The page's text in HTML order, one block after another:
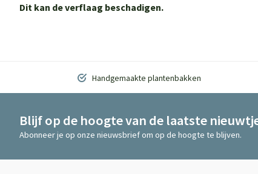
Dit kan de verflaag beschadigen.
Handgemaakte plantenbakken
Blijf op de hoogte van de laatste
Abonneer je op onze nieuwsbrief om op de hoogte te blijven.